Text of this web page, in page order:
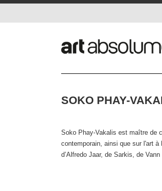
SOKO PHAY-
Soko Phay-Vakalis est maître de
contemporain, ainsi que sur l'art
d’Alfredo Jaar, de Sarkis, de